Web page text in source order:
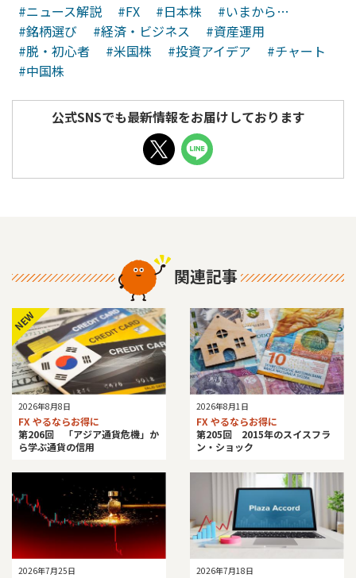
#ニュース解説 #FX #日本株
#いまから…
#銘柄選び
#経済・ビジネス
#資産運用
#脱・初心者
#米国株 #投資アイデア
#チャート
#中国株
公式SNSでも最新情報をお届けしております
関連記事
NEW
2026年8月8日
FX やるならお得に
第206回 「アジア通貨危機」か
ら学ぶ通貨の信用
2026年8月1日
FX やるならお得に
第205回 2015年のスイスフラ
ン・ショック
2026年7月25日 2026年7月18日